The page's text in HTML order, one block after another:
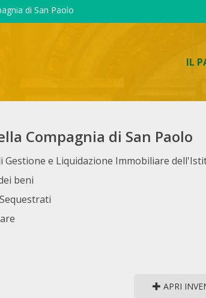
di San Paolo
IL
Compagnia di San Paolo
Gestione e Liquidazione Immobiliare
beni
APRI